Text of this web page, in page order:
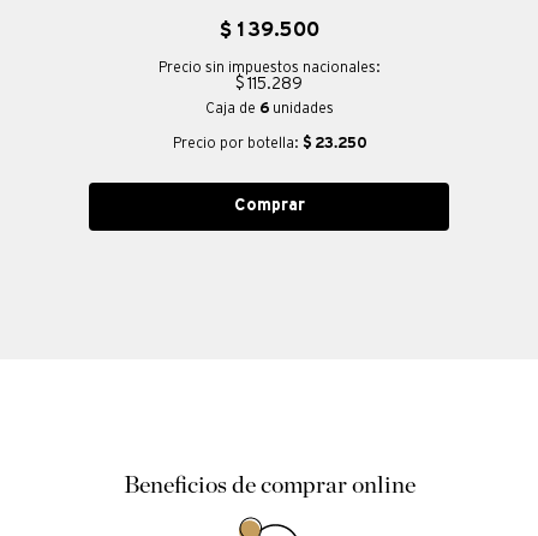
$ 139.500
Precio sin impuestos nacionales:
$ 115.289
Caja de 6 unidades
Precio por botella: $ 23.250
Comprar
Beneficios de comprar online